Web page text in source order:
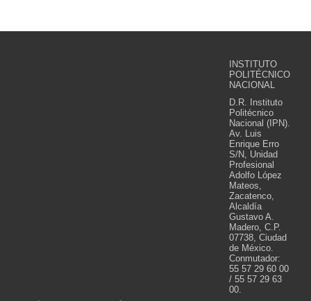
INSTITUTO
POLITÉCNICO
NACIONAL
D.R. Instituto
Politécnico
Nacional (IPN).
Av. Luis
Enrique Erro
S/N, Unidad
Profesional
Adolfo López
Mateos,
Zacatenco,
Alcaldía
Gustavo A.
Madero, C.P.
07738, Ciudad
de México.
Conmutador:
55 57 29 60 00
/ 55 57 29 63
00.